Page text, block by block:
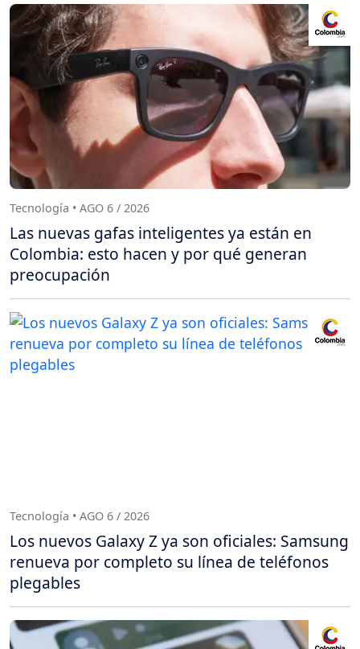
Tecnología • AGO 6 / 2026
Las nuevas gafas inteligentes ya están en
Colombia: esto hacen y por qué generan
preocupación
Tecnología • AGO 6 / 2026
Los nuevos Galaxy Z ya son oficiales: Samsung
renueva por completo su línea de teléfonos
plegables